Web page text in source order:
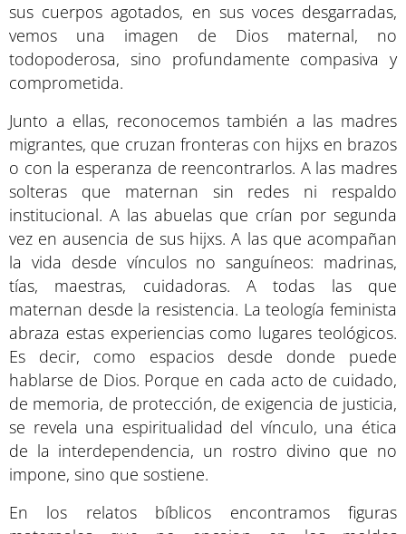
sus cuerpos agotados, en sus voces desgarradas,
vemos una imagen de Dios maternal, no
todopoderosa, sino profundamente compasiva y
comprometida.
Junto a ellas, reconocemos también a las madres
migrantes, que cruzan fronteras con hijxs en brazos
o con la esperanza de reencontrarlos. A las madres
solteras que maternan sin redes ni respaldo
institucional. A las abuelas que crían por segunda
vez en ausencia de sus hijxs. A las que acompañan
la vida desde vínculos no sanguíneos: madrinas,
tías, maestras, cuidadoras. A todas las que
maternan desde la resistencia. La teología feminista
abraza estas experiencias como lugares teológicos.
Es decir, como espacios desde donde puede
hablarse de Dios. Porque en cada acto de cuidado,
de memoria, de protección, de exigencia de justicia,
se revela una espiritualidad del vínculo, una ética
de la interdependencia, un rostro divino que no
impone, sino que sostiene.
En los relatos bíblicos encontramos figuras